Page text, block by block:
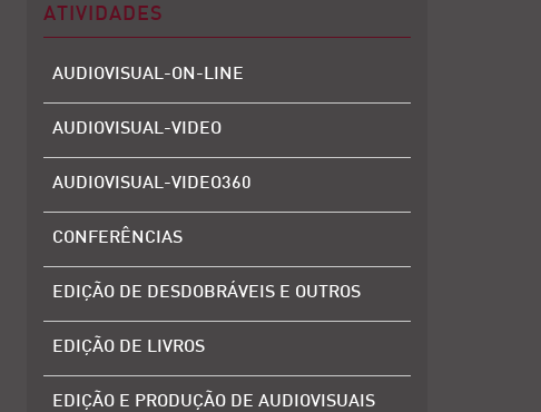
ATIVIDADES
AUDIOVISUAL-ON-LINE
AUDIOVISUAL-VIDEO
AUDIOVISUAL-VIDEO360
CONFERÊNCIAS
EDIÇÃO DE DESDOBRÁVEIS E OUTROS
EDIÇÃO DE LIVROS
EDIÇÃO E PRODUÇÃO DE AUDIOVISUAIS